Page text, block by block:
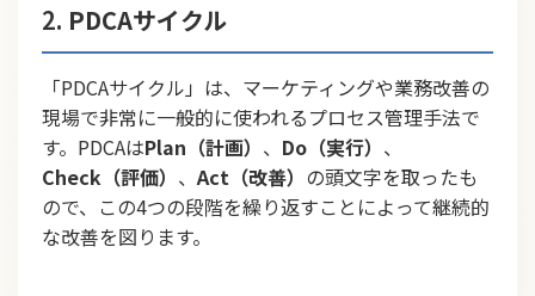
2. PDCAサイクル
「PDCAサイクル」は、マーケティングや業務改善の
現場で非常に一般的に使われるプロセス管理手法で
す。PDCAはPlan（計画） 、 Do（実行） 、
Check（評価） 、Act（改善） の頭文字を取ったも
ので、この4つの段階を繰り返すことによって継続的
な改善を図ります。